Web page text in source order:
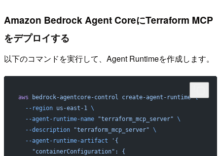
Amazon Bedrock Agent CoreにTerraform MCP
をデプロイする
以下のコマンドを実行して、Agent Runtimeを作成します。
aws bedrock-agentcore-control create-agent-runtime \
  --region
us-east-1 \
  --agent-runtime-name
"terraform_mcp_server" \
  --description
"terraform_mcp_server" \
  --agent-runtime-artifact
'{
    "containerConfiguration": {